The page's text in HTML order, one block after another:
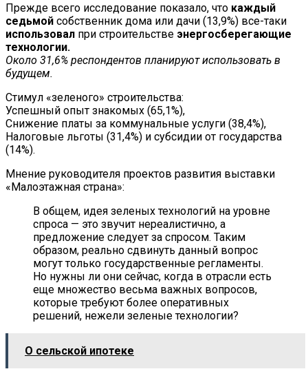
Прежде всего исследование показало, что каждый
седьмой собственник дома или дачи (13,9%) все-таки
использовал при строительстве энергосберегающие
технологии.
Около 31,6% респондентов планируют использовать в
будущем.
Стимул «зеленого» строительства:
Успешный опыт знакомых (65,1%),
Снижение платы за коммунальные услуги (38,4%),
Налоговые льготы (31,4%) и субсидии от государства
(14%).
Мнение руководителя проектов развития выставки
«Малоэтажная страна»:
В общем, идея зеленых технологий на уровне
спроса — это звучит нереалистично, а
предложение следует за спросом. Таким
образом, реально сдвинуть данный вопрос
могут только государственные регламенты.
Но нужны ли они сейчас, когда в отрасли есть
еще множество весьма важных вопросов,
которые требуют более оперативных
решений, нежели зеленые технологии?
О сельской ипотеке